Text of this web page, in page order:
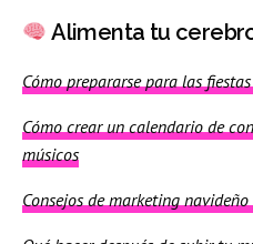
Alimenta tu
Cómo prepararse para las
Cómo crear un calendario de
músicos
Consejos de marketing